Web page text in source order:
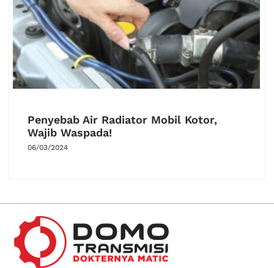
Penyebab Air Radiator Mobil Kotor,
Wajib Waspada!
06/03/2024